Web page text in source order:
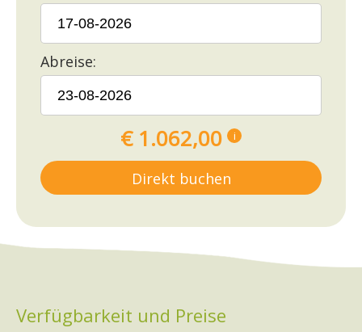
Abreise:
€ 1.062,00 i
Direkt buchen
Verfügbarkeit und Preise